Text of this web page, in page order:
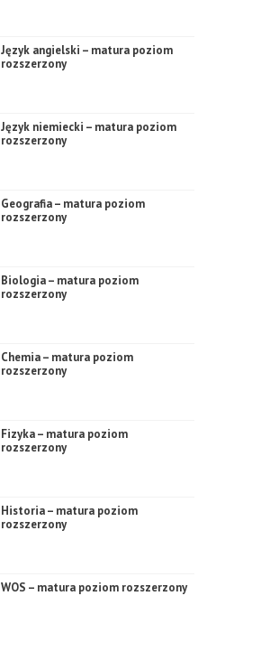
Język angielski – matura poziom
rozszerzony
Język niemiecki – matura poziom
rozszerzony
Geografia – matura poziom
rozszerzony
Biologia – matura poziom
rozszerzony
Chemia – matura poziom
rozszerzony
Fizyka – matura poziom
rozszerzony
Historia – matura poziom
rozszerzony
WOS – matura poziom rozszerzony